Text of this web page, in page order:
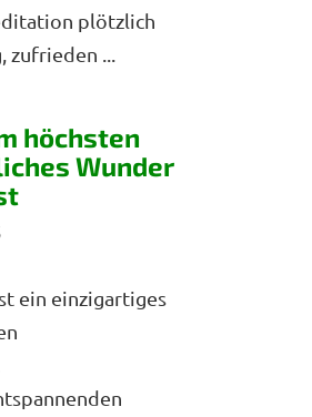
plötzlich
...
höchsten
Wunder
ein einzigartiges